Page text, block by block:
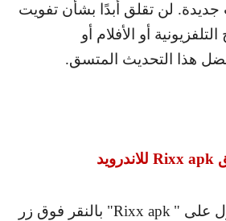
جديدة. لن تقلق أبدًا بشأن تفويت
أو الأفلام أو
هذا التحديث المتسق.
Rixx apk للاندرويد
على " Rixx apk" بالنقر فوق زر